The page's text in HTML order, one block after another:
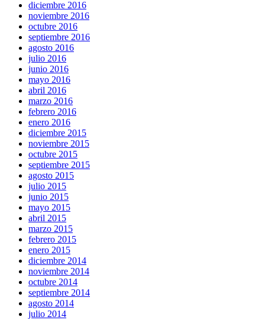
diciembre 2016
noviembre 2016
octubre 2016
septiembre 2016
agosto 2016
julio 2016
junio 2016
mayo 2016
abril 2016
marzo 2016
febrero 2016
enero 2016
diciembre 2015
noviembre 2015
octubre 2015
septiembre 2015
agosto 2015
julio 2015
junio 2015
mayo 2015
abril 2015
marzo 2015
febrero 2015
enero 2015
diciembre 2014
noviembre 2014
octubre 2014
septiembre 2014
agosto 2014
julio 2014